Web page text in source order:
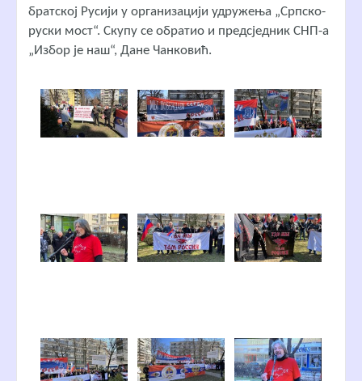
братској Русији у организацији удружења „Српско-
руски мост“. Скупу се обратио и предсједник СНП-а
„Избор је наш“, Дане Чанковић.